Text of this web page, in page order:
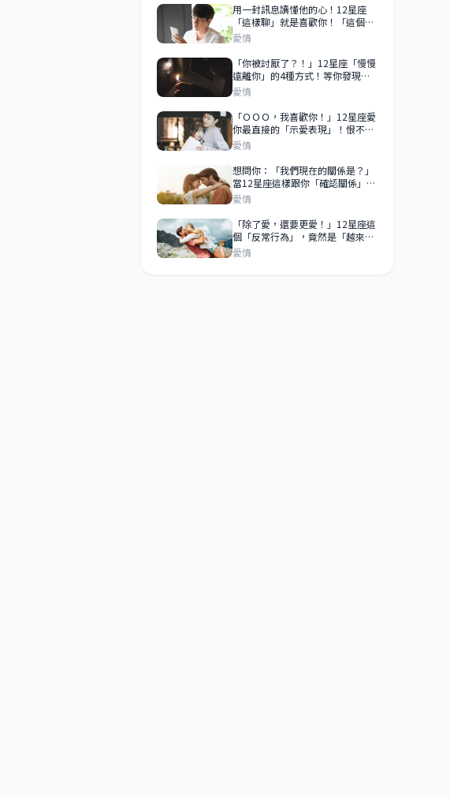
用一封訊息讀懂他的心！12星座
「這樣聊」就是喜歡你！「這個星
座」越喜歡你越不會秒回！
愛情
「你被討厭了？！」12星座「慢慢
遠離你」的4種方式！等你發現
時，他早就已經離開你！
愛情
「ＯＯＯ，我喜歡你！」12星座愛
你最直接的「示愛表現」！恨不得
昭告天下「你是我的」！
愛情
想問你：「我們現在的關係是？」
當12星座這樣跟你「確認關係」，
你們才是戀人關係！
愛情
「除了愛，還要更愛！」12星座這
個「反常行為」，竟然是「越來越
愛你」的表現！
愛情